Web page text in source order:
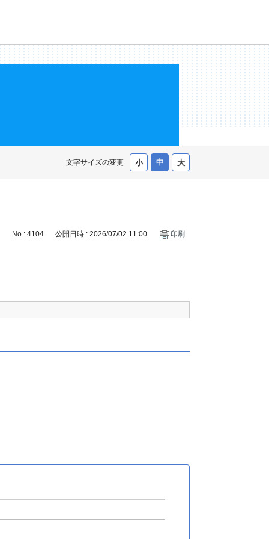
文字サイズの変更
No : 4104 公開日時 : 2026/07/02 11:00 印刷